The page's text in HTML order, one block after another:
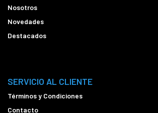
Nosotros
Novedades
Destacados
SERVICIO AL CLIENTE
Términos y Condiciones
Contacto